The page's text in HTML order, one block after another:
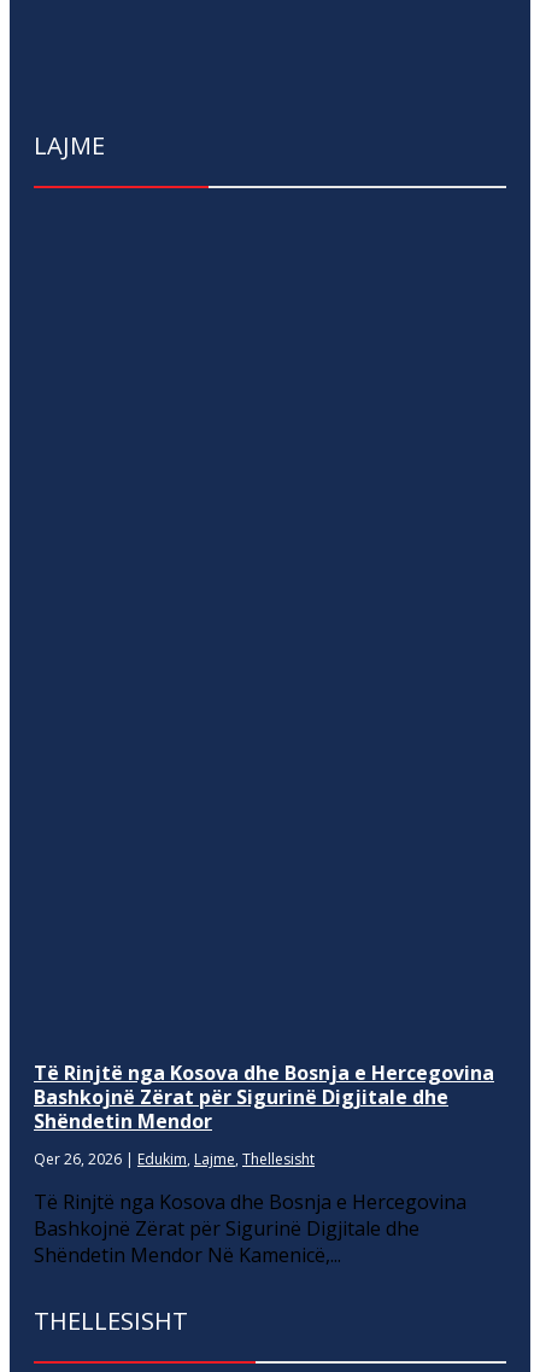
LAJME
Të Rinjtë nga Kosova dhe Bosnja e Hercegovina
Bashkojnë Zërat për Sigurinë Digjitale dhe
Shëndetin Mendor
Qer 26, 2026 | Edukim, Lajme, Thellesisht
Të Rinjtë nga Kosova dhe Bosnja e Hercegovina
Bashkojnë Zërat për Sigurinë Digjitale dhe
Shëndetin Mendor Në Kamenicë,...
THELLESISHT